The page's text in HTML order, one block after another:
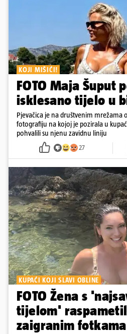
KOJI MIŠIĆI!
FOTO Maja Šuput
isklesano tijelo u
Pjevačica je na društvenim mrežama
fotografiju na kojoj je pozirala u
pohvalili su njenu zavidnu liniju
27
KUPAĆI KOJI SLAVI OBLINE
FOTO Žena s
tijelom'
zaigranim